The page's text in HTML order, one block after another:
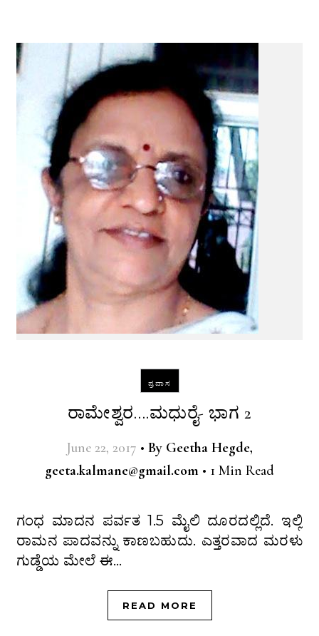
ಪ್ರವಾಸ
ರಾಮೇಶ್ವರ….ಮಧುರೈ- ಭಾಗ 2
June 22, 2017 • By Geetha Hegde,
geeta.kalmane@gmail.com • 1 Min Read
ಗಂಧ ಮಾದನ ಪರ್ವತ 1.5 ಮೈಲಿ ದೂರದಲ್ಲಿದೆ. ಇಲ್ಲಿ
ರಾಮನ ಪಾದವನ್ನು ಕಾಣಬಹುದು. ಎತ್ತರವಾದ ಮರಳು
ಗುಡ್ಡೆಯ ಮೇಲೆ ಈ…
READ MORE